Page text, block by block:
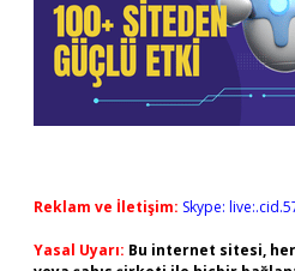
Reklam ve İletişim: Skype:
Yasal Uyarı: Bu internet sitesi,